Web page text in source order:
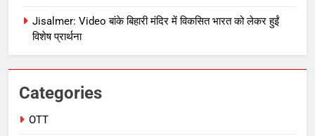
Jisalmer: Video बांके बिहारी मंदिर में विकसित भारत को लेकर हुईं
विशेष प्रार्थना
Categories
OTT